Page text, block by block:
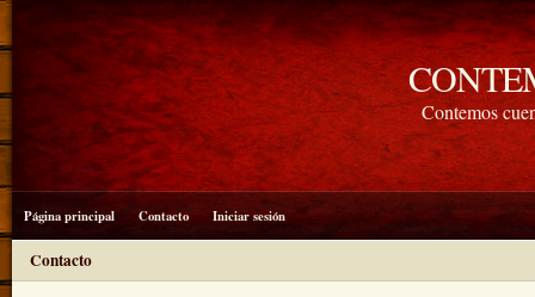
Contemos
Página principal Contacto Iniciar sesión
Contacto